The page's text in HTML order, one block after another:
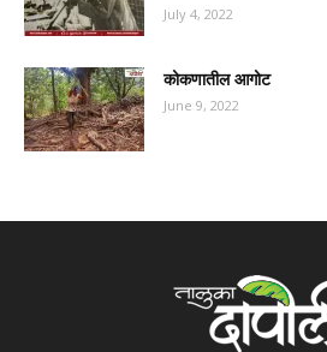
July 4, 2022
कोकणातील आगोट
June 9, 2022